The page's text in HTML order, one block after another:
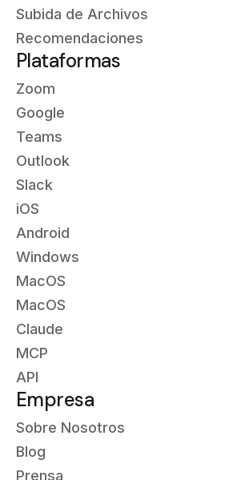
Subida de Archivos
Recomendaciones
Plataformas
Zoom
Google
Teams
Outlook
Slack
iOS
Android
Windows
MacOS
MacOS
Claude
MCP
API
Empresa
Sobre Nosotros
Blog
Prensa